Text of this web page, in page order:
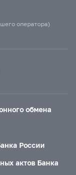
оператора)
обмена
России
актов Банка